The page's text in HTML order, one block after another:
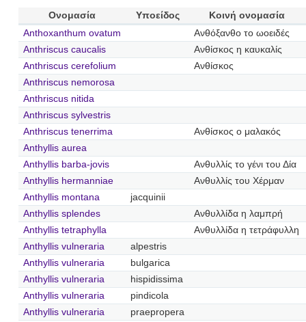
Ονομασία Υποείδος
Κοινή ονομασία
Anthoxanthum ovatum
Ανθόξανθο το ωοειδές
Anthriscus caucalis
Ανθίσκος η καυκαλίς
Anthriscus cerefolium
Ανθίσκος
Anthriscus nemorosa
Anthriscus nitida
Anthriscus sylvestris
Anthriscus tenerrima
Ανθίσκος ο μαλακός
Anthyllis aurea
Anthyllis barba-jovis
Ανθυλλίς το γένι του Δία
Anthyllis hermanniae
Ανθυλλίς του Χέρμαν
Anthyllis montana
jacquinii
Anthyllis splendes
Ανθυλλίδα η λαμπρή
Anthyllis tetraphylla
Ανθυλλίδα η τετράφυλλη
Anthyllis vulneraria
alpestris
Anthyllis vulneraria
bulgarica
Anthyllis vulneraria
hispidissima
Anthyllis vulneraria
pindicola
Anthyllis vulneraria
praepropera